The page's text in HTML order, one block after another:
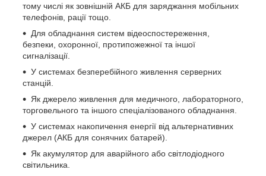
тому числі як зовнішній АКБ для заряджання мобільних
телефонів, рації тощо.
Для обладнання систем відеоспостереження,
безпеки, охоронної, протипожежної та іншої
сигналізації.
У системах безперебійного живлення серверних
станцій.
Як джерело живлення для медичного, лабораторного,
торговельного та іншого спеціалізованого обладнання.
У системах накопичення енергії від альтернативних
джерел (АКБ для сонячних батарей).
Як акумулятор для аварійного або світлодіодного
світильника.